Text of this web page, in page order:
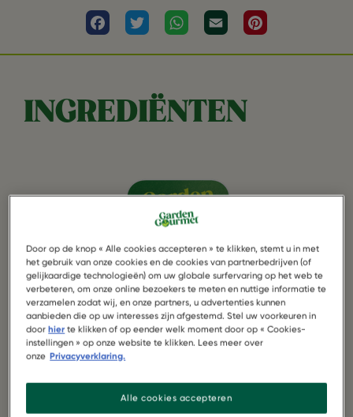
FacebookTwitter WhatsAppEmail
INGREDIËNTEN
Groenteballetjes
Door op de knop « Alle cookies accepteren » te klikken, stemt u in met
het gebruik van onze cookies en de cookies van partnerbedrijven (of
gelijkaardige technologieën) om uw globale surfervaring op het web te
verbeteren, om onze online bezoekers te meten en nuttige informatie te
verzamelen zodat wij, en onze partners, u advertenties kunnen
aanbieden die op uw interesses zijn afgestemd. Stel uw voorkeuren in
doorhier te klikken of op eender welk moment door op « Cookies-
instellingen » op onze website te klikken. Lees meer over
onze Privacyverklaring.
Alle cookies accepteren